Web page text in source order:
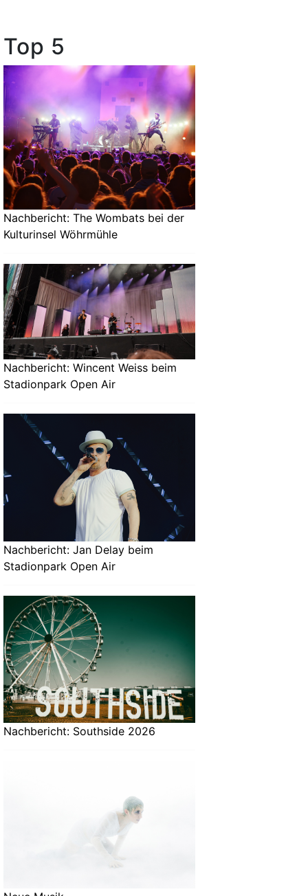
Top 5
Nachbericht: The Wombats bei der
Kulturinsel Wöhrmühle
Nachbericht: Wincent Weiss beim
Stadionpark Open Air
Nachbericht: Jan Delay beim
Stadionpark Open Air
Nachbericht: Southside 2026